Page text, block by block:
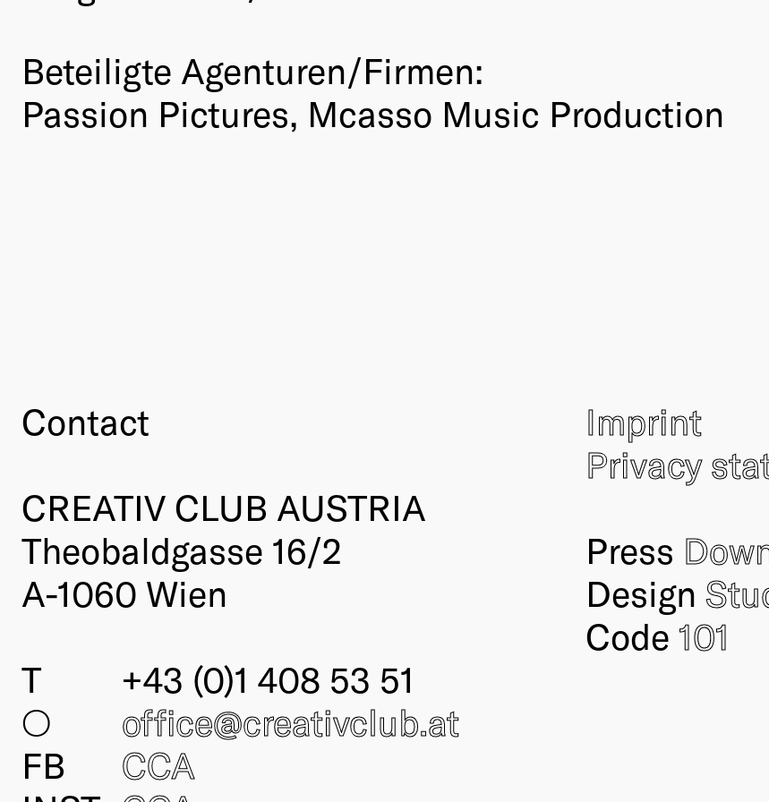
Beteiligte Agenturen/Firmen:
Passion Pictures, Mcasso Music Production
Contact
CREATIV CLUB AUSTRIA
Theobaldgasse 16/2
A-1060 Wien
T
+43 (0)1 408 53 51
○
office@creativclub.at
FB
CCA
Imprint
Privacy
Press
Design
Code 101